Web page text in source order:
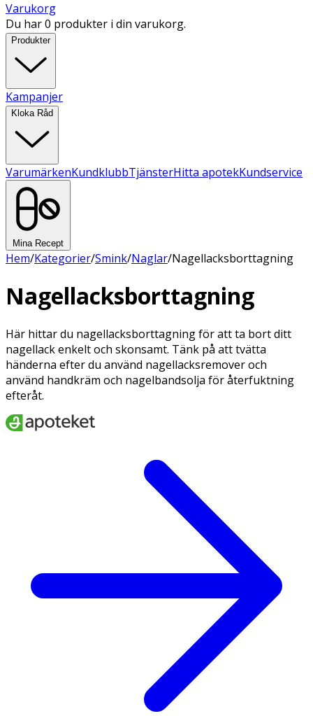
Varukorg
Du har 0 produkter i din varukorg.
Produkter
Kampanjer
Kloka Råd
VarumärkenKundklubbTjänsterHitta apotekKundservice
Mina Recept
Hem/Kategorier/Smink/Naglar/Nagellacksborttagning
Nagellacksborttagning
Här hittar du nagellacksborttagning för att ta bort ditt
nagellack enkelt och skonsamt. Tänk på att tvätta
händerna efter du använd nagellacksremover och
använd handkräm och nagelbandsolja för återfuktning
efteråt.